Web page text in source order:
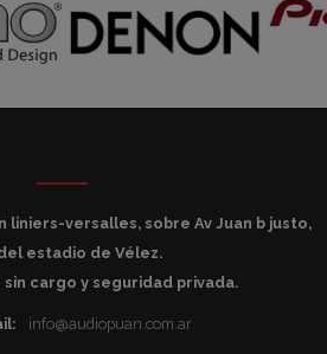
liniers-versalles, sobre Av Juan b justo,
estadio de Vélez.
cargo y seguridad privada.
info@audiopuan.com.ar